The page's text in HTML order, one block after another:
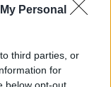
Personal
third parties, or
for
below opt-out